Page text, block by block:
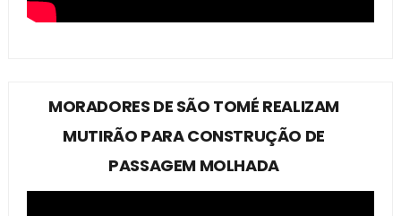
MORADORES DE SÃO TOMÉ REALIZAM
MUTIRÃO PARA CONSTRUÇÃO DE
PASSAGEM MOLHADA